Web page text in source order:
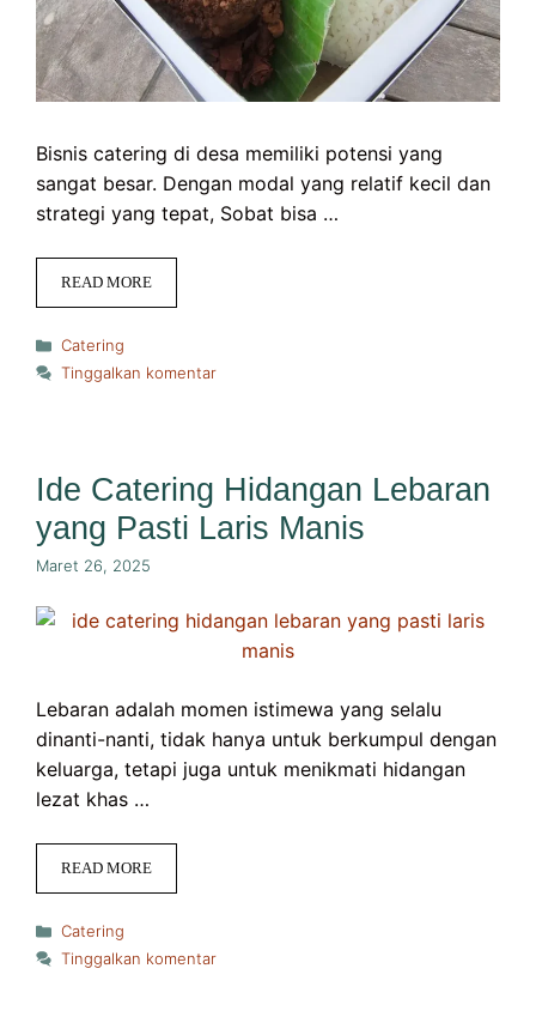
Bisnis catering di desa memiliki potensi yang
sangat besar. Dengan modal yang relatif kecil dan
strategi yang tepat, Sobat bisa …
READ MORE
Kategori
Catering
Tinggalkan komentar
Ide Catering Hidangan Lebaran
yang Pasti Laris Manis
Maret 26, 2025
Lebaran adalah momen istimewa yang selalu
dinanti-nanti, tidak hanya untuk berkumpul dengan
keluarga, tetapi juga untuk menikmati hidangan
lezat khas …
READ MORE
Kategori
Catering
Tinggalkan komentar